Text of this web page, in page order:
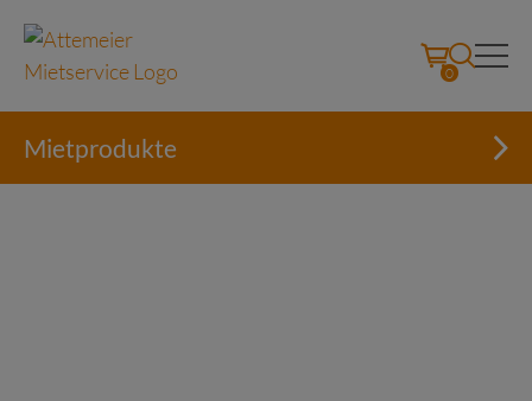
0
Mietprodukte